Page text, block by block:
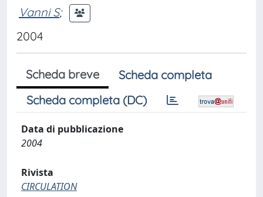
Vanni S;
2004
Scheda breve
Scheda completa
Scheda completa (DC)
Data di pubblicazione
2004
Rivista
CIRCULATION